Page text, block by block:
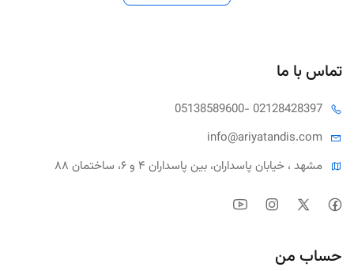
تماس با ما
05138589600- 02128428397
info@ariyatandis.com
مشهد ، خیابان پاسداران، بین پاسداران ۴ و ۶، ساختمان ۸۸
حساب من